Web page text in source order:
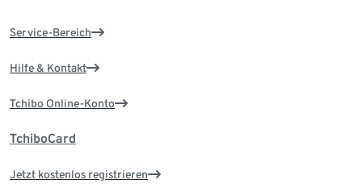
Service-Bereich
Hilfe & Kontakt
Tchibo Online-Konto
TchiboCard
Jetzt kostenlos registrieren